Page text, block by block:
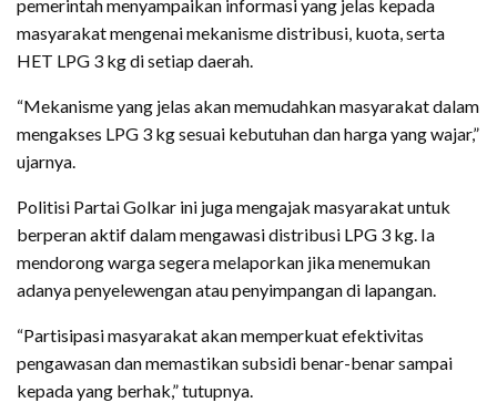
pemerintah menyampaikan informasi yang jelas kepada
masyarakat mengenai mekanisme distribusi, kuota, serta
HET LPG 3 kg di setiap daerah.
“Mekanisme yang jelas akan memudahkan masyarakat dalam
mengakses LPG 3 kg sesuai kebutuhan dan harga yang wajar,”
ujarnya.
Politisi Partai Golkar ini juga mengajak masyarakat untuk
berperan aktif dalam mengawasi distribusi LPG 3 kg. Ia
mendorong warga segera melaporkan jika menemukan
adanya penyelewengan atau penyimpangan di lapangan.
“Partisipasi masyarakat akan memperkuat efektivitas
pengawasan dan memastikan subsidi benar-benar sampai
kepada yang berhak,” tutupnya.